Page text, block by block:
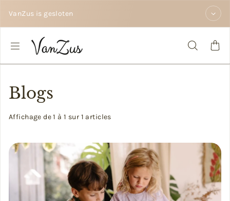
VanZus is gesloten
Blogs
Affichage de 1 à 1 sur 1 articles